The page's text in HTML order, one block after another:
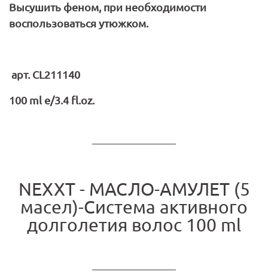
Высушить феном, при необходимости
воспользоваться утюжком.
арт. CL211140
100 ml e/3.4fl.oz.
NEXXT - МАСЛО-АМУЛЕТ (5
масел)-Система активного
долголетия волос 100 ml